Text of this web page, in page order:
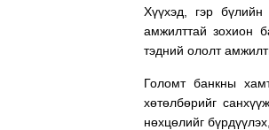
Хүүхэд, гэр
амжилттай зохион
тэдний ололт
Голомт банкны
хөтөлбөрийг
нөхцөлийг